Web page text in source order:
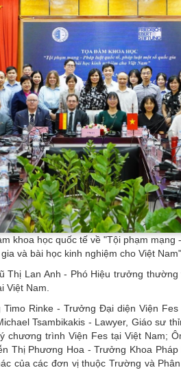
khoa học quốc tế về "Tội phạm
gia và bài học kinh nghiệm cho Việt Nam".
Thị Lan Anh - Phó Hiệu trưởng
Việt Nam.
Rinke - Trưởng Đại diện Viện
Tsambikakis - Lawyer, Giáo sư
chương trình Viện Fes tại Việt Nam;
Thị Phương Hoa - Trưởng Khoa
của các đơn vị thuộc Trường và